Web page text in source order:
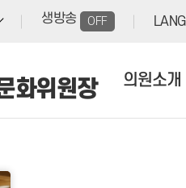
생방송 OFF
화위원장 의원소개